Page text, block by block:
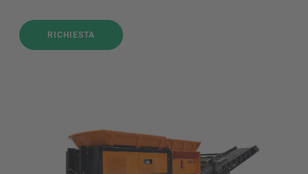
RICHIESTA